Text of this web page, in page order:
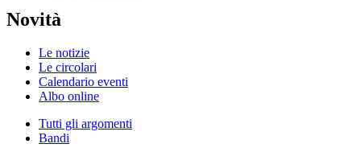
Novità
Le notizie
Le circolari
Calendario eventi
Albo online
Tutti gli argomenti
Bandi